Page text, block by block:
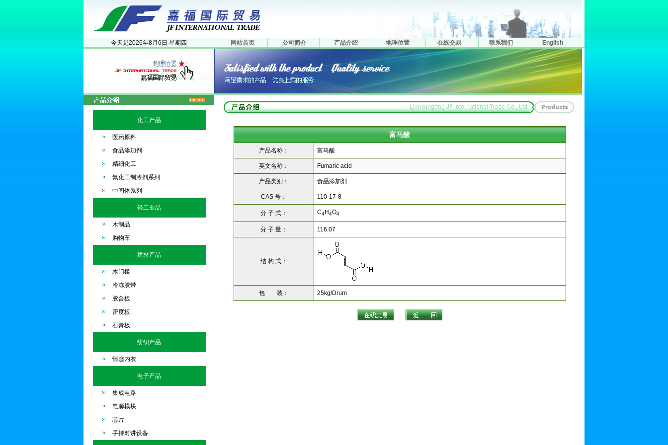
今天是2026年8月 6日 星期四 网站首页 公司简介 产品介绍 地理位置 在线交易 联系我们 English
化工产品
医药原料
食品添加剂
精细化工
氟化工制冷剂系列
中间体系列
轻工业品
木制品
购物车
建材产品
木门槛
冷冻胶带
胶合板
密度板
石膏板
纺织产品
情趣内衣
电子产品
集成电路
电源模块
芯片
手持对讲设备
富马酸
产品名称： 富马酸
英文名称： Fumaric acid
产品类别： 食品添加剂
CAS 号： 110-17-8
分 子 式： C4 H4O4
分 子 量： 116.07
结 构 式：
包 装： 25kg/Drum